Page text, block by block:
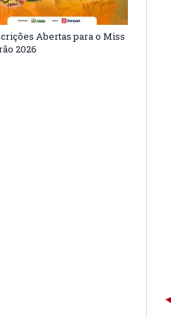
Abertas para o Miss
2026